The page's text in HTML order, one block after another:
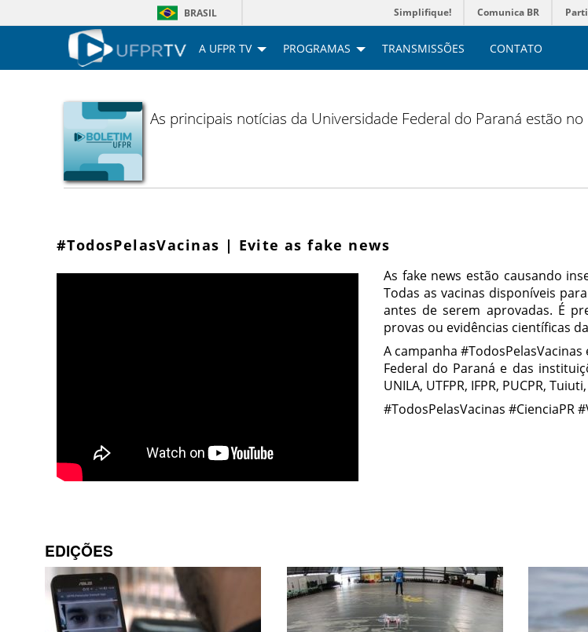
BRASIL Simplifique! Comunica BR
A UFPR TV PROGRAMAS TRANSMISSÕES CONTATO
As principais notícias da Universidade Federal do Paraná estão no
#TodosPelasVacinas | Evite as fake news
As fake news estão causando
Todas as vacinas disponíveis
antes de serem aprovadas. É
provas ou evidências científicas
A campanha
Federal do Paraná e das
UNILA, UTFPR, IFPR, PUCPR,
#TodosPelasVacinas #CienciaPR
EDIÇÕES